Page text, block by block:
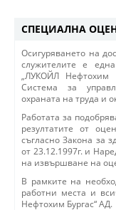
СПЕЦИАЛНА
Осигуряването на
служителите е
„ЛУКОЙЛ Нефтохим
Система за
охраната на труда и
Работата за
резултатите от
съгласно Закона за
от 23.12.1997г. и
на извършване на
В рамките на
работни места и
Нефтохим Бургас“ АД.